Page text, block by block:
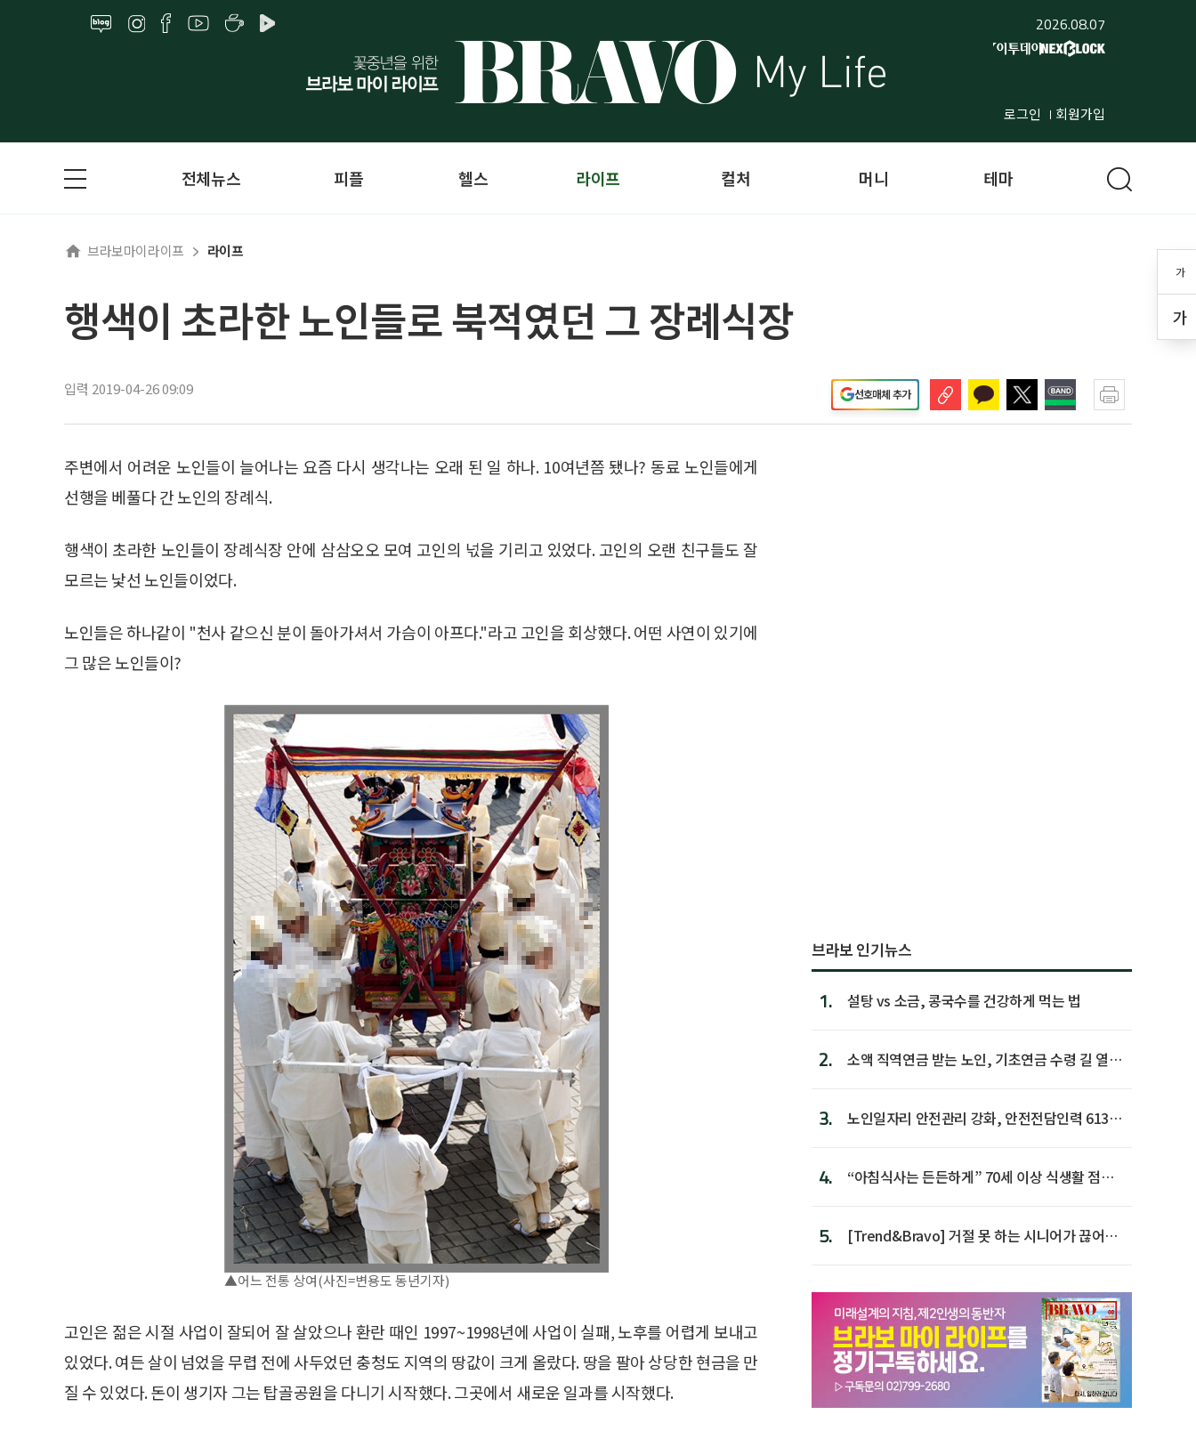
2026.08.07
로그인 회원가입
가
가
전체뉴스 피플 헬스 라이프 컬처 머니 테마
브라보마이라이프 라이프
행색이 초라한 노인들로 북적였던 그 장례식장
입력 2019-04-26 09:09 선호매체 추가
주변에서 어려운 노인들이 늘어나는 요즘 다시 생각나는 오래 된 일 하나. 10여년쯤 됐나? 동료 노인들에게
선행을 베풀다 간 노인의 장례식.
행색이 초라한 노인들이 장례식장 안에 삼삼오오 모여 고인의 넋을 기리고 있었다. 고인의 오랜 친구들도 잘
모르는 낯선 노인들이었다.
노인들은 하나같이 "천사 같으신 분이 돌아가셔서 가슴이 아프다."라고 고인을 회상했다. 어떤 사연이 있기에
그 많은 노인들이?
▲어느 전통 상여(사진=변용도 동년기자)
고인은 젊은 시절 사업이 잘되어 잘 살았으나 환란 때인 1997~1998년에 사업이 실패, 노후를 어렵게 보내고
있었다. 여든 살이 넘었을 무렵 전에 사두었던 충청도 지역의 땅값이 크게 올랐다. 땅을 팔아 상당한 현금을 만
질 수 있었다. 돈이 생기자 그는 탑골공원을 다니기 시작했다. 그곳에서 새로운 일과를 시작했다.
브라보 인기뉴스
1. 설탕 vs 소금, 콩국수를 건강하게 먹는 법
2.
소액 직역연금 받는 노인, 기초연금 수령 길 열린
3.
노인일자리 안전관리 강화, 안전전담인력 613명
4.
“아침식사는 든든하게” 70세 이상 식생활 점수
5.
[Trend&Bravo] 거절 못 하는 시니어가 끊어야